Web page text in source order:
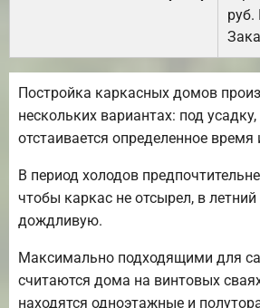
руб.
Постройка каркасных домов
нескольких вариантах: под
отстаивается определенное
В период холодов
чтобы каркас не отсырел, в летний
дождливую.
Максимально подходящими для
считаются дома на винтовых
находятся одноэтажные и